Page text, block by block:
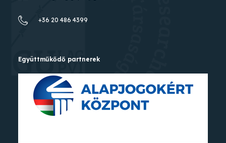
+36 20 486 4399
Együttműkődő partnerek